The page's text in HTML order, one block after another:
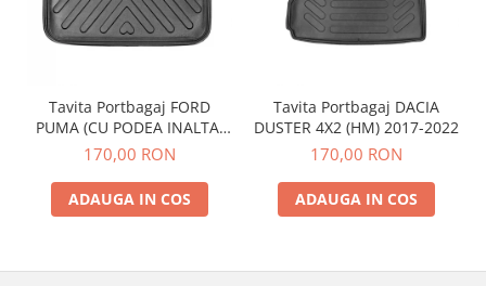
Tavita Portbagaj FORD
PUMA (CU PODEA INALTA)
2019-
170,00 RON
ADAUGA IN COS
Tavita Portbagaj DACIA
DUSTER 4X2 (HM) 2017-2022
170,00 RON
ADAUGA IN COS